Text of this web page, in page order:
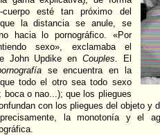
esté tan próximo del
que la distancia se anule, se
hacia lo pornográfico. «Por
sexo», exclamaba el
John Updike en Couples.
El
se encuentra en la
todo el otro sea todo sexo
boca o nao...); que los pliegues
con los pliegues del objeto y
la monotonía y el